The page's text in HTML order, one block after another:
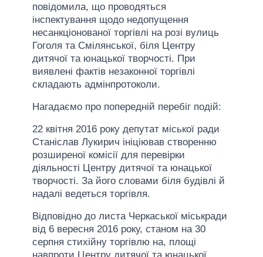
повідомила, що проводяться
інспектування щодо недопущення
несанкціонованої торгівлі на розі вулиць
Гоголя та Смілянської, біля Центру
дитячої та юнацької творчості. При
виявлені фактів незаконної торгівлі
складають адмінпротоколи.
Нагадаємо про попередній перебіг подій:
22 квітня 2016 року депутат міської ради
Станіслав Лукирич ініціював створенню
розширеної комісії для перевірки
діяльності Центру дитячої та юнацької
творчості. За його словами біля будівлі й
надалі ведеться торгівля.
Відповідно до листа Черкаської міськради
від 6 вересня 2016 року, станом на 30
серпня стихійну торгівлю на, площі